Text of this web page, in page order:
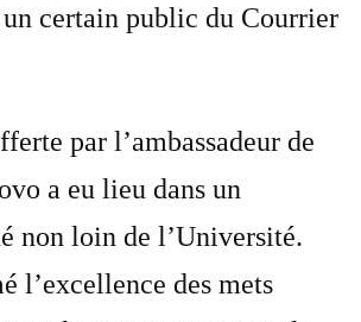
certain public du Courrier
par l’ambassadeur de
a eu lieu dans un
non loin de l’Université.
l’excellence des mets